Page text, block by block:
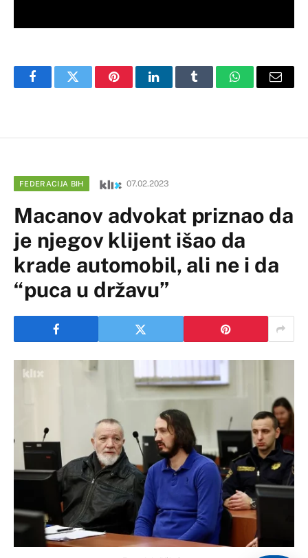
FacebookTwitter PinterestLinkedInTumblr WhatsAppEmail
FEDERACIJA BIH 07.02.2023
Macanov advokat priznao da
je njegov klijent išao da
krade automobil, ali ne i da
“puca u državu”